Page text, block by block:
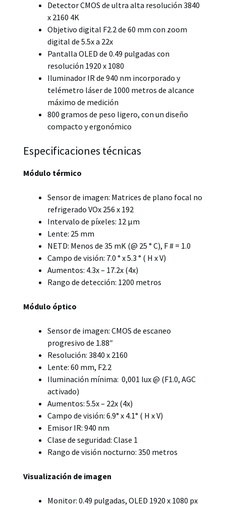
Detector CMOS de ultra alta resolución 3840
x 2160 4K
Objetivo digital F2.2 de 60 mm con zoom
digital de 5.5x a 22x
Pantalla OLED de 0.49 pulgadas con
resolución 1920 x 1080
Iluminador IR de 940 nm incorporado y
telémetro láser de 1000 metros de alcance
máximo de medición
800 gramos de peso ligero, con un diseño
compacto y ergonómico
Especificaciones técnicas
Módulo térmico
Sensor de imagen: Matrices de plano focal no
refrigerado VOx 256 x 192
Intervalo de píxeles: 12 μm
Lente: 25 mm
NETD: Menos de 35 mK (@ 25 ° C), F # = 1.0
Campo de visión: 7.0 ° x 5.3 ° ( H x V)
Aumentos: 4.3x – 17.2x (4x)
Rango de detección: 1200 metros
Módulo óptico
Sensor de imagen: CMOS de escaneo
progresivo de 1.88″
Resolución: 3840 x 2160
Lente: 60 mm, F2.2
Iluminación mínima: 0,001 lux @ (F1.0, AGC
activado)
Aumentos: 5.5x – 22x (4x)
Campo de visión: 6.9° x 4.1° ( H x V)
Emisor IR: 940 nm
Clase de seguridad: Clase 1
Rango de visión nocturno: 350 metros
Visualización de imagen
Monitor: 0.49 pulgadas, OLED 1920 x 1080 px